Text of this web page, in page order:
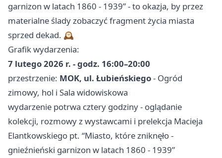
garnizon w latach 1860 - 1939” - to okazja, by przez
materialne ślady zobaczyć fragment życia miasta
sprzed dekad. 🕰️
Grafik wydarzenia:
7 lutego 2026 r. - godz. 16:00–20:00
przestrzenie: MOK, ul. Łubieńskiego- Ogród
zimowy, hol i Sala widowiskowa
wydarzenie potrwa cztery godziny - oglądanie
kolekcji, rozmowy z wystawcami i prelekcja Macieja
Elantkowskiego pt. “Miasto, które zniknęło -
gnieźnieński garnizon w latach 1860 - 1939”